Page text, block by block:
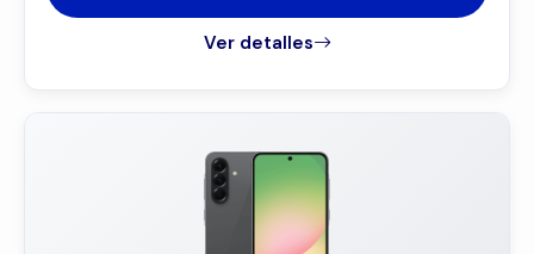
Ver detalles